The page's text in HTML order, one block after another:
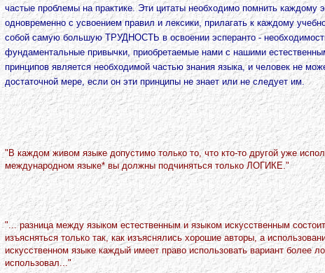
частые проблемы на практике. Эти цитаты необходимо помнить каждому
одновременно с усвоением правил и лексики, прилагать к каждому
собой самую большую ТРУДHОСТЬ в освоении эсперанто -
фундаментальные привычки, приобретаемые нами с нашими
принципов является необходимой частью знания языка, и человек не
достаточной мере, если он эти принципы не знает или не следует им.
"В каждом живом языке допустимо только то, что кто-то другой уже
международном языке* вы должны подчиняться только ЛОГИКЕ."
"... разница между языком естественным и языком искусственным
изъясняться только так, как изъяснялись хорошие авторы, а
искусственном языке каждый имеет право использовать вариант более
использовал..."